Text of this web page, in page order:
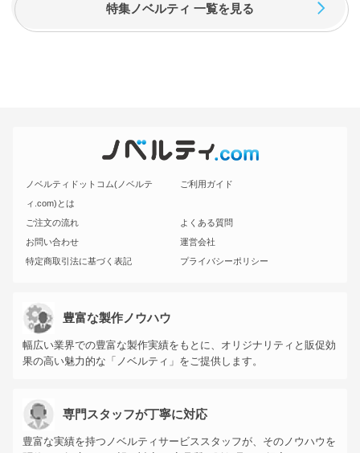
特集ノベルティ 一覧を見る
ノベルティドットコム(ノベルテ
ィ.com)とは
ご利用ガイド
ご注文の流れ
よくある質問
お問い合わせ
運営会社
特定商取引法に基づく表記
プライバシーポリシー
豊富な製作ノウハウ
幅広い業界での豊富な製作実績をもとに、オリジナリティと販促効
果の高い魅力的な「ノベルティ」をご提供します。
専門スタッフが丁寧に対応
豊富な実績を持つノベルティサービススタッフが、そのノウハウを